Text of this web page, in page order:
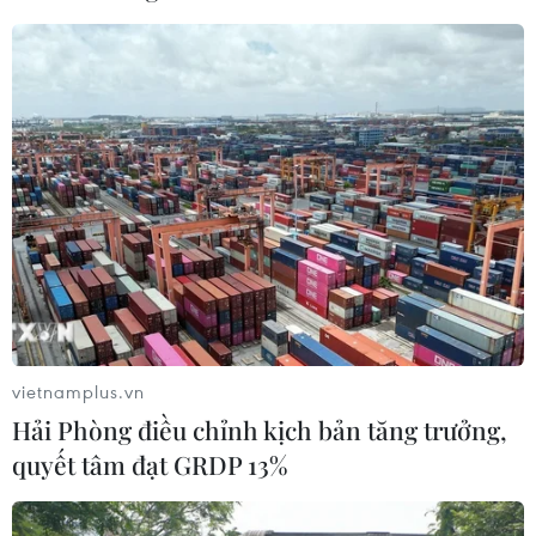
Châu Phi tận dụng lợi thế quang điện
cho ngành xe điện
03/08/2026 09:46
Động đất mạnh làm rung chuyển
nhiều khu vực tại Ai Cập
03/08/2026 03:11
90 người thiệt mạng trong khủng
hoảng di cư tại Ceuta
02/08/2026 23:08
vietnamplus.vn
Hải Phòng điều chỉnh kịch bản tăng trưởng,
quyết tâm đạt GRDP 13%